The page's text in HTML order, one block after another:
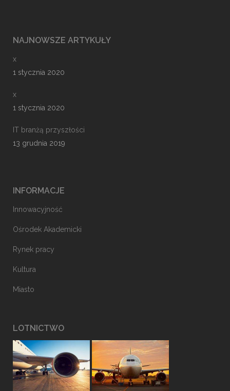
NAJNOWSZE ARTYKUŁY
x
1 stycznia 2020
x
1 stycznia 2020
IT branżą przyszłości
13 grudnia 2019
INFORMACJE
Innowacyjność
Ośrodek Akademicki
Rynek pracy
Kultura
Miasto
LOTNICTWO